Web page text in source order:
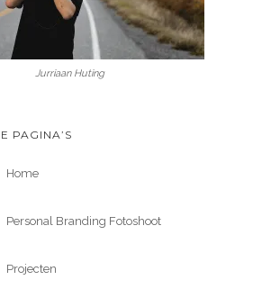
Jurriaan Huting
PAGINA’S
Home
Personal Branding Fotoshoot
Projecten